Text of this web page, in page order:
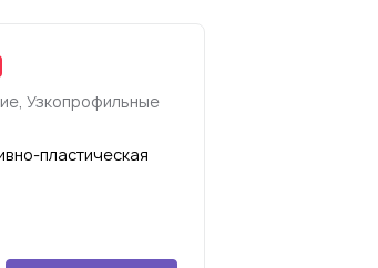
Узкопрофильные
пластическая